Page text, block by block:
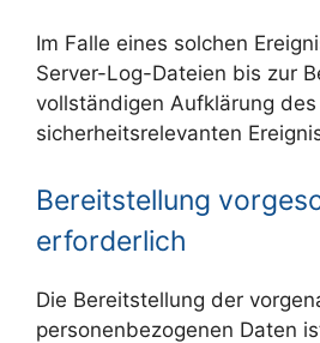
Im Falle eines solchen
Server-Log-Dateien bis zur
vollständigen Aufklärung des
sicherheitsrelevanten
Bereitstellung
erforderlich
Die Bereitstellung der
personenbezogenen Daten